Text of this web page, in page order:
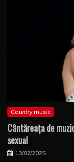
Country music
Cântăreaţa de
sexual
13/02/2025